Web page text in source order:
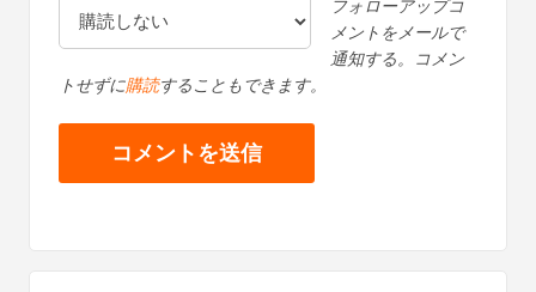
フォローアップコ
メントをメールで
通知する。コメン
トせずに購読することもできます。